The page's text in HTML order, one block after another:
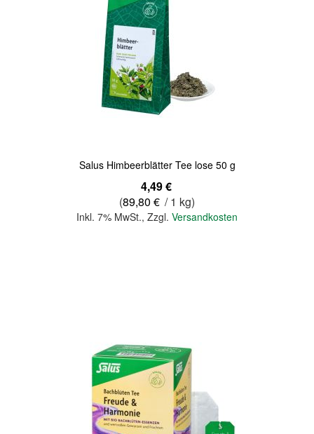
Salus Himbeerblätter Tee lose 50 g
4,49 €
(89,80 € / 1 kg)
Inkl. 7% MwSt., Zzgl. Versandkosten